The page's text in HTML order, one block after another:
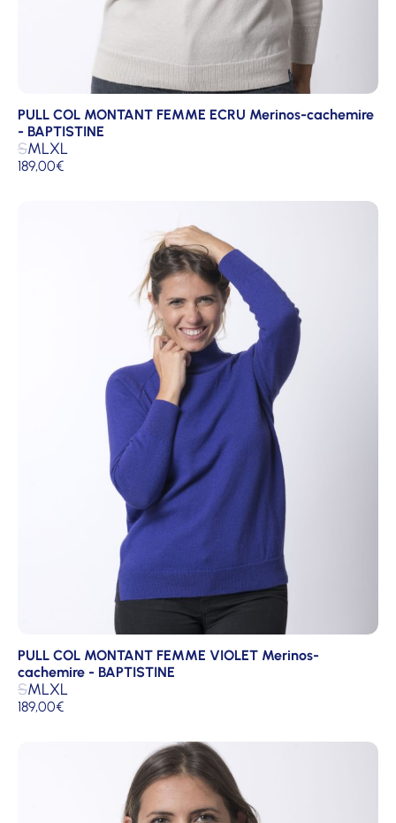
PULL COL MONTANT FEMME ECRU Merinos-cachemire
- BAPTISTINE
SMLXL
189,00€
PULL COL MONTANT FEMME VIOLET Merinos-
cachemire - BAPTISTINE
SMLXL
189,00€